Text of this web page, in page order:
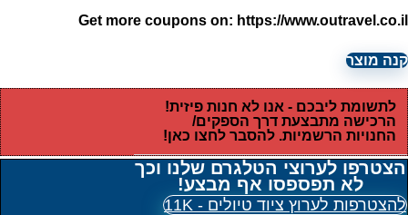
Get more coupons on: https://www.outravel.co.il
קנה מוצר
לתשומת ליבכם - אנו לא חנות פיזית!
הרכישה מתבצעת דרך הספקים/
החנויות הרשמיות. להסבר לחצו כאן!
הצטרפו לערוצי הטלגרם שלנו וכך
לא תפספסו אף מבצע!
להצטרפות לערוץ ציוד טיולים - 11K